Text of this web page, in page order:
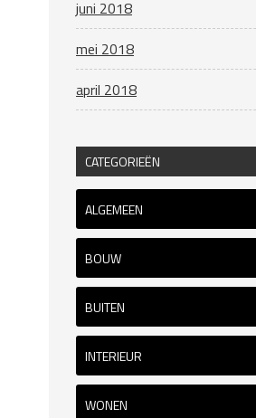
juni 2018
mei 2018
april 2018
CATEGORIEËN
ALGEMEEN
BOUW
BUITEN
INTERIEUR
WONEN